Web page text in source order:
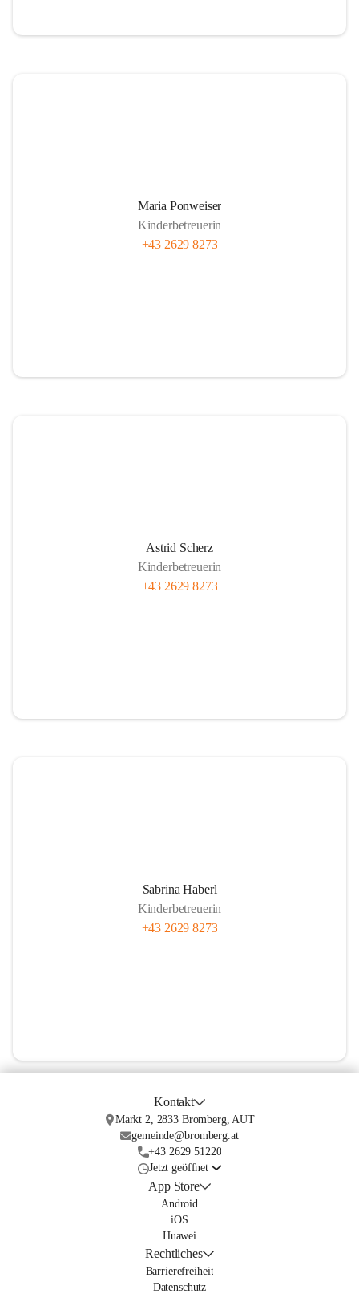
Maria Ponweiser
Kinderbetreuerin
+43 2629 8273
Astrid Scherz
Kinderbetreuerin
+43 2629 8273
Sabrina Haberl
Kinderbetreuerin
+43 2629 8273
Kontakt
Markt 2, 2833 Bromberg, AUT
gemeinde@bromberg.at
+43 2629 51220
Jetzt geöffnet
App Store
Android
iOS
Huawei
Rechtliches
Barrierefreiheit
Datenschutz